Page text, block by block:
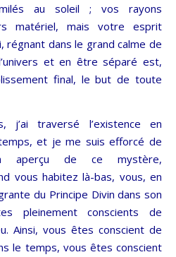
au soleil ; vos rayons
matériel, mais votre esprit
régnant dans le grand calme de
et en être séparé est,
final, le but de toute
j’ai traversé l’existence en
et je me suis efforcé de
aperçu de ce mystère,
vous habitez là-bas, vous, en
du Principe Divin dans son
pleinement conscients de
Ainsi, vous êtes conscient de
le temps, vous êtes conscient